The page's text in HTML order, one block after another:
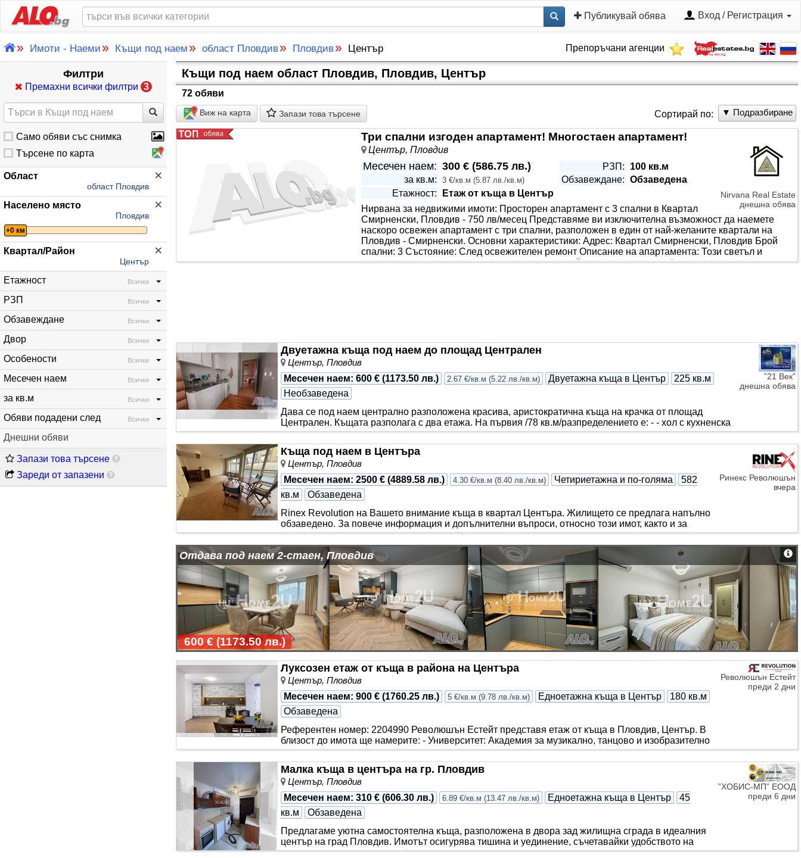
Публикувай обява Вход / Регистрация
Препоръчани агенции
» Имоти - Наеми » Къщи под наем » област Пловдив» Пловдив» Център
Филтри
Премахни всички филтри 3
Само обяви със снимка
Търсене по карта
Област
област Пловдив
×
Населено място
Пловдив
+0 км
×
Квартал/Район
Център
×
Етажност Всички
РЗП Всички
Обзавеждане Всички
Двор Всички
Особености Всички
Месечен наем Всички
за кв.м Всички
Обяви подадени след Всички
Днешни обяви
Запази това търсене
Зареди от запазени
Къщи под наем област Пловдив, Пловдив, Център
72 обяви
Виж на карта Запази това търсене Сортирай по: ▼ Подразбиране
Nirvana Real Estate
днешна обява
Три спални изгоден апартамент! Многостаен апартамент!
Център, Пловдив
Месечен наем: 300 € (586.75 лв.)
за кв.м: 3 €/кв.м (5.87 лв./кв.м)
Етажност: Етаж от къща в Център
РЗП:
100 кв.м
Обзавеждане: Обзаведена
Нирвана за недвижими имоти: Просторен апартамент с 3 спални в Квартал
Смирненски, Пловдив - 750 лв/месец Представяме ви изключителна възможност да наемете
наскоро освежен апартамент с три спални, разположен в един от най-желаните квартали на
Пловдив - Смирненски. Основни характеристики: Адрес: Квартал Смирненски, Пловдив Брой
спални: 3 Състояние: След освежителен ремонт Описание на апартамента: Този светъл и
просторен апартамент е идеалният дом за семейства или млади професионалисти, търсещи
”21 Век”
днешна обява
Двуетажна къща под наем до площад Централен
Център, Пловдив
Месечен наем: 600 € (1173.50 лв.) 2.67 €/кв.м (5.22 лв./кв.м) Двуетажна къща в Център
225 кв.м
Необзаведена
Дава се под наем централно разположена красива, аристократична къща на крачка от площад
Централен. Къщата разполага с два етажа. На първия /78 кв.м/разпределението е: - - хол с кухненска
част, - дв..
Ринекс Революшън
вчера
Къща под наем в Центъра
Център, Пловдив
Месечен наем: 2500 € (4889.58 лв.) 4.30 €/кв.м (8.40 лв./кв.м) Четириетажна и по-голяма
582
кв.м
Обзаведена
Rinex Revolution на Вашето внимание къща в квартал Центъра. Жилището се предлага напълно
обзаведено. За повече информация и допълнителни въпроси, относно този имот, както и за
много други атрактивни п..
Отдава под наем 2-стаен, Пловдив
600 € (1173.50 лв.)
Революшън Естейт
преди 2 дни
Луксозен етаж от къща в района на Центъра
Център, Пловдив
Месечен наем: 900 € (1760.25 лв.) 5 €/кв.м (9.78 лв./кв.м) Едноетажна къща в Център
180 кв.м
Обзаведена
Референтен номер: 2204990 Революшън Естейт представя етаж от къща в Пловдив, Център. В
близост до имота ще намерите: - Университет: Академия за музикално, танцово и изобразително
изкуство ”..
”ХОБИС-МП” ЕООД
преди 6 дни
Малка къща в центъра на гр. Пловдив
Център, Пловдив
Месечен наем: 310 € (606.30 лв.) 6.89 €/кв.м (13.47 лв./кв.м) Едноетажна къща в Център
45
кв.м
Обзаведена
Предлагаме уютна самостоятелна къща, разположена в двора зад жилищна сграда в идеалния
център на град Пловдив. Имотът осигурява тишина и уединение, съчетавайки удобството на
централната локация с комф..